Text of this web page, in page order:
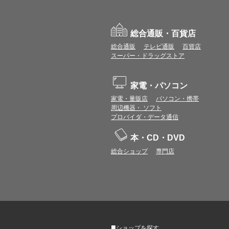
総合通販・百貨店
総合通販 テレビ通販
百貨店
スーパー・ドラッグストア
家電・パソコン
家電・量販店
パソコン・携帯
周辺機器・ ソフト
プロバイダ・データ通信
本・CD・DVD
総合ショップ 専門店